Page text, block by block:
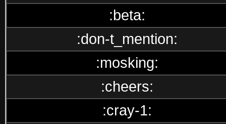
:beta:
:don-t_mention:
:mosking:
:cheers:
:cray-1: